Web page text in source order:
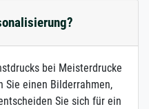
bei Meisterdrucke
Sie einen Bilderrahmen,
Sie sich für ein